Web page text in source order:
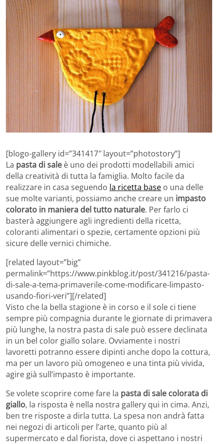
[blogo-gallery id=”341417″ layout=”photostory”]
La pasta di sale è uno dei prodotti modellabili amici
della creatività di tutta la famiglia. Molto facile da
realizzare in casa seguendo la ricetta base o una delle
sue molte varianti, possiamo anche creare un impasto
colorato in maniera del tutto naturale. Per farlo ci
basterà aggiungere agli ingredienti della ricetta,
coloranti alimentari o spezie, certamente opzioni più
sicure delle vernici chimiche.
[related layout=”big”
permalink=”https://www.pinkblog.it/post/341216/pasta-
di-sale-a-tema-primaverile-come-modificare-limpasto-
usando-fiori-veri”][/related]
Visto che la bella stagione è in corso e il sole ci tiene
sempre più compagnia durante le giornate di primavera
più lunghe, la nostra pasta di sale può essere declinata
in un bel color giallo solare. Ovviamente i nostri
lavoretti potranno essere dipinti anche dopo la cottura,
ma per un lavoro più omogeneo e una tinta più vivida,
agire già sull’impasto è importante.
Se volete scoprire come fare la pasta di sale colorata di
giallo, la risposta è nella nostra gallery qui in cima. Anzi,
ben tre risposte a dirla tutta. La spesa non andrà fatta
nei negozi di articoli per l’arte, quanto più al
supermercato e dal fiorista, dove ci aspettano i nostri